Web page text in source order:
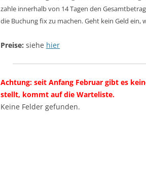
zahle innerhalb von 14 Tagen den
die Buchung fix zu machen. Geht kein Geld ein,
Preise: siehe hier
Achtung: seit Anfang Februar gibt es
stellt, kommt auf die Warteliste.
Keine Felder gefunden.